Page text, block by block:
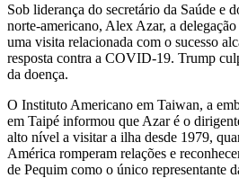
Sob liderança do secretário da Saúde e
norte-americano, Alex Azar, a
uma visita relacionada com o sucesso
resposta contra a COVID-19. Trump
da doença.
O Instituto Americano em Taiwan, a
em Taipé informou que Azar é o
alto nível a visitar a ilha desde 1979,
América romperam relações e
de Pequim como o único representante